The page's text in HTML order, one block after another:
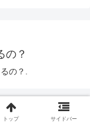
の？
の？.
トップ サイドバー